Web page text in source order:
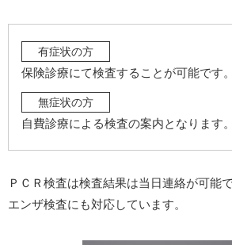
有症状の方
保険診療にて検査することが可能です。
無症状の方
自費診療による検査の案内となります。
ＰＣＲ検査は検査結果は当日連絡が可能
エンザ検査にも対応しています。